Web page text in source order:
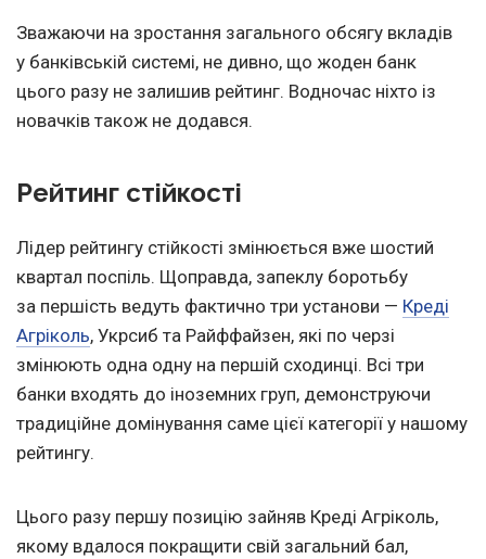
Зважаючи на зростання загального обсягу вкладів
у банківській системі, не дивно, що жоден банк
цього разу не залишив рейтинг. Водночас ніхто із
новачків також не додався.
Рейтинг стійкості
Лідер рейтингу стійкості змінюється вже шостий
квартал поспіль. Щоправда, запеклу боротьбу
за першість ведуть фактично три установи — Креді
Агріколь, Укрсиб та Райффайзен, які по черзі
змінюють одна одну на першій сходинці. Всі три
банки входять до іноземних груп, демонструючи
традиційне домінування саме цієї категорії у нашому
рейтингу.
Цього разу першу позицію зайняв Креді Агріколь,
якому вдалося покращити свій загальний бал,